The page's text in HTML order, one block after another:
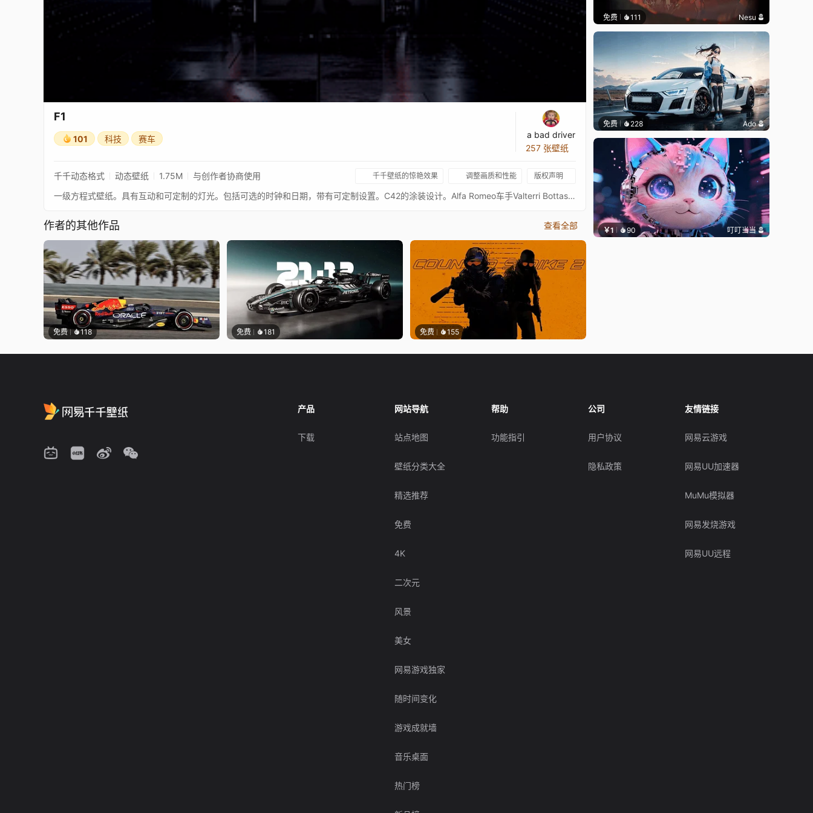
F1
101 科技 赛车
a bad driver
257 张壁纸
千千动态格式 动态壁纸 1.75M 与创作者协商使用 千千壁纸的惊艳效果 调整画质和性能 版权声明
一级方程式壁纸。具有互动和可定制的灯光。包括可选的时钟和日期，带有可定制设置。C42的涂装设计。Alfa Romeo车手Valterri Bottas和Zhou Guanyu。包括：* 多种互动灯光版本* 可选彩虹排气* 脉冲和亮度选项* 多种日期和时钟* 颜色设置* 缩放设置 我的F1壁纸合集在这里
作者的其他作品 查看全部
免费 118 免费 181 免费 155
免费 111 Nesu
免费 228 Ado
￥1 90 叮叮当当
产品
下载
网站导航
站点地图
壁纸分类大全
精选推荐
免费
4K
二次元
风景
美女
网易游戏独家
随时间变化
游戏成就墙
音乐桌面
热门榜
帮助
功能指引
公司
用户协议
隐私政策
友情链接
网易云游戏
网易UU加速器
MuMu模拟器
网易发烧游戏
网易UU远程